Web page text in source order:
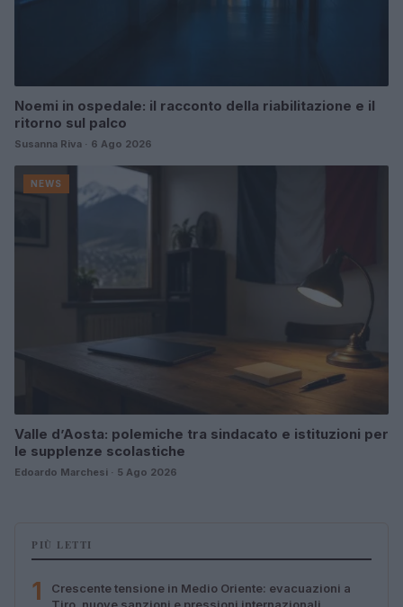
Noemi in ospedale: il racconto della riabilitazione e il
ritorno sul palco
Susanna Riva · 6 Ago 2026
NEWS
Valle d’Aosta: polemiche tra sindacato e istituzioni per
le supplenze scolastiche
Edoardo Marchesi · 5 Ago 2026
PIÙ LETTI
1
Crescente tensione in Medio Oriente: evacuazioni a